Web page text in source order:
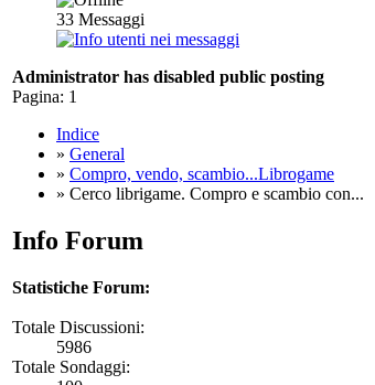
33 Messaggi
Administrator has disabled public posting
Pagina: 1
Indice
» General
» Compro, vendo, scambio...Librogame
» Cerco librigame. Compro e scambio con...
Info Forum
Statistiche Forum:
Totale Discussioni:
5986
Totale Sondaggi: